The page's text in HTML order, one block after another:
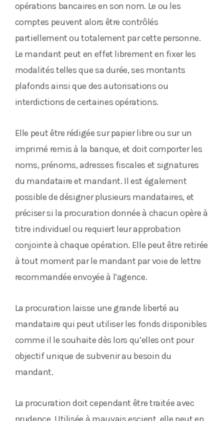
opérations bancaires en son nom. Le ou les
comptes peuvent alors être contrôlés
partiellement ou totalement par cette personne.
Le mandant peut en effet librement en fixer les
modalités telles que sa durée, ses montants
plafonds ainsi que des autorisations ou
interdictions de certaines opérations.
Elle peut être rédigée sur papier libre ou sur un
imprimé remis à la banque, et doit comporter les
noms, prénoms, adresses fiscales et signatures
du mandataire et mandant. Il est également
possible de désigner plusieurs mandataires, et
préciser si la procuration donnée à chacun opère à
titre individuel ou requiert leur approbation
conjointe à chaque opération. Elle peut être retirée
à tout moment par le mandant par voie de lettre
recommandée envoyée à l’agence.
La procuration laisse une grande liberté au
mandataire qui peut utiliser les fonds disponibles
comme il le souhaite dès lors qu’elles ont pour
objectif unique de subvenir au besoin du
mandant.
La procuration doit cependant être traitée avec